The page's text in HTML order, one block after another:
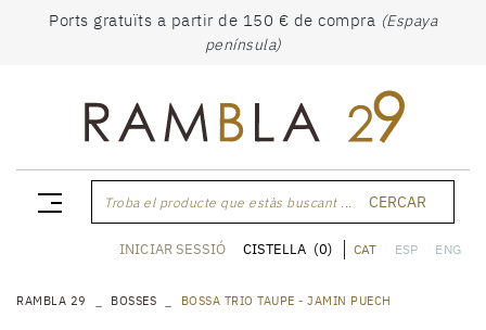
Ports gratuïts a partir de 150 € de compra (Espaya
península)
Troba el producte que estàs buscant ... CERCAR
CAT ESP ENG
INICIAR SESSIÓ CISTELLA (0)
RAMBLA 29 BOSSES BOSSA TRIO TAUPE - JAMIN PUECH